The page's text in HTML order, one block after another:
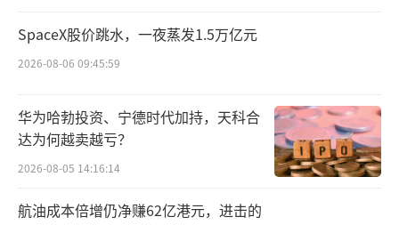
中式养生水品类迎来爆发，入局企业数量超过
过去六年总和，前三季度新增产品达243款‌。而
统一在2024年6月才悄然引进养生水产品，动作
显然慢不少。从去年财报可以看出，统一饮料
业务的主要营收来源还是茶饮料、果汁、奶
茶、咖啡和包装水。其中，茶饮料实现收益约
为85.75亿元，较去年增长13.1%。贡献较大的
SpaceX股价跳水，一夜蒸发1.5万亿元
2026-08-06 09:45:59
华为哈勃投资、宁德时代加持，天科合
达为何越卖越亏？
2026-08-05 14:16:14
航油成本倍增仍净赚62亿港元，进击的